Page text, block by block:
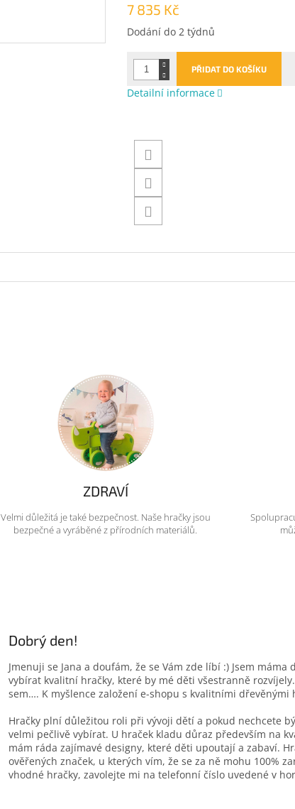
7 835 Kč
Měrná
Dodání do 2 týdnů
PŘIDAT DO KOŠÍKU
Detailní informace
ZDRAVÍ
Velmi důležitá je také bezpečnost. Naše hračky jsou
bezpečné a vyráběné z přírodních materiálů.
Dobrý den!
Jmenuji se Jana a doufám, že se Vám zde líbí :) Jsem
vybírat kvalitní hračky, které by mé děti všestranně
sem…. K myšlence založení e-shopu s kvalitními dřevěnými
Hračky plní důležitou roli při vývoji dětí a pokud nechcete
velmi pečlivě vybírat. U hraček kladu důraz především na
mám ráda zajímavé designy, které děti upoutají a zabaví.
ověřených značek, u kterých vím, že se za ně mohu 100%
vhodné hračky, zavolejte mi na telefonní číslo uvedené v